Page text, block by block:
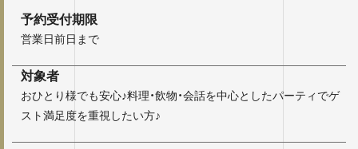
予約受付期限
営業日前日まで
対象者
おひとり様でも安心♪料理・飲物・会話を中心としたパーティでゲ
スト満足度を重視したい方♪